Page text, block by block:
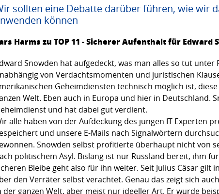
sollten eine Debatte darüber führen, wie wir
können
Harms zu TOP 11 - Sicherer Aufenthalt für Edward
Snowden hat aufgedeckt, was man alles so tut
von Verdachtsmomenten und juristischen
Geheimdiensten technisch möglich ist,
Welt. Eben auch in Europa und hier in Deutschland.
und hat dabei gut verdient.
alle haben von der Aufdeckung des jungen IT-Experten
und unsere E-Mails nach Signalwörtern
Snowden selbst profitierte überhaupt nicht von
politischem Asyl. Bislang ist nur Russland bereit, ihm
Bleibe geht also für ihn weiter. Seit Julius Cäsar
den Verräter selbst verachtet. Genau das zeigt sich
der ganzen Welt, aber meist nur ideeller Art. Er wurde